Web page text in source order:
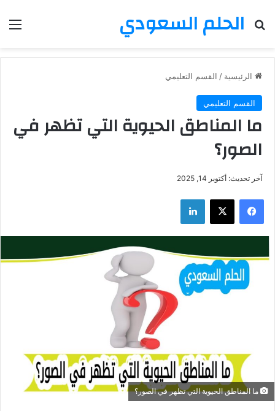
الحلم السعودي
بحث عن
الرئيسية / القسم التعليمي
القسم التعليمي
ما المناطق الحيوية التي تظهر في
الصور؟
آخر تحديث: أكتوبر 14, 2025
فيسبوك ‫X لينكدإن
ما المناطق الحيوية التي تظهر في الصور؟